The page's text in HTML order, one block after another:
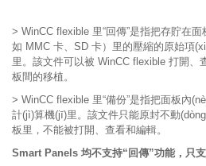
> WinCC flexible 里“回傳”是指把存貯在
如 MMC 卡、SD 卡）里的壓縮的原始項
里。該文件可以被 WinCC flexible 打開、
板間的移植。
> WinCC flexible 里“備份”是指把面板內
計(jì)算機(jī)里。該文件只能原封不動
板里，不能被打開、查看和編輯。
Smart Panels 均不支持“回傳”功能，只支